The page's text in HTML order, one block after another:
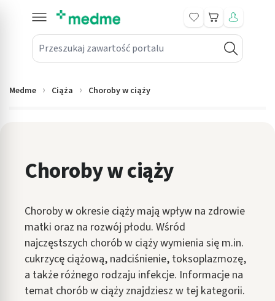
Przeszukaj zawartość portalu
Koszyk
submenu: Leki na receptę
submenu: Kosmetyki
submenu: Sprzęt medyczny
submenu: Intymne
submenu: Wellness
Medme Ciąża Choroby w ciąży
Choroby w ciąży
Choroby w okresie ciąży mają wpływ na zdrowie
matki oraz na rozwój płodu. Wśród
najczęstszych chorób w ciąży wymienia się m.in.
cukrzycę ciążową, nadciśnienie, toksoplazmozę,
a także różnego rodzaju infekcje. Informacje na
temat chorób w ciąży znajdziesz w tej kategorii.